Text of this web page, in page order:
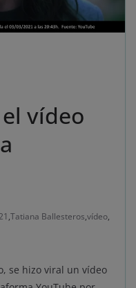
vídeo
,Tatiana Ballesteros,vídeo,
se hizo viral un vídeo